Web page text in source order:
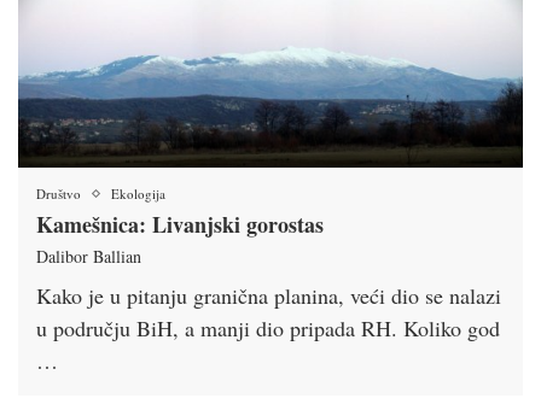
Društvo Ekologija
Kamešnica: Livanjski gorostas
Dalibor Ballian
Kako je u pitanju granična planina, veći dio se nalazi
u području BiH, a manji dio pripada RH. Koliko god
…